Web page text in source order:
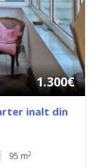
1.300€
inalt din
95 m2